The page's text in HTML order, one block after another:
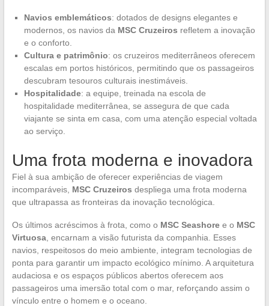
Navios emblemáticos: dotados de designs elegantes e
modernos, os navios da MSC Cruzeiros refletem a inovação
e o conforto.
Cultura e patrimônio: os cruzeiros mediterrâneos oferecem
escalas em portos históricos, permitindo que os passageiros
descubram tesouros culturais inestimáveis.
Hospitalidade: a equipe, treinada na escola de
hospitalidade mediterrânea, se assegura de que cada
viajante se sinta em casa, com uma atenção especial voltada
ao serviço.
Uma frota moderna e inovadora
Fiel à sua ambição de oferecer experiências de viagem
incomparáveis, MSC Cruzeiros despliega uma frota moderna
que ultrapassa as fronteiras da inovação tecnológica.
Os últimos acréscimos à frota, como o MSC Seashoree o MSC
Virtuosa, encarnam a visão futurista da companhia. Esses
navios, respeitosos do meio ambiente, integram tecnologias de
ponta para garantir um impacto ecológico mínimo. A arquitetura
audaciosa e os espaços públicos abertos oferecem aos
passageiros uma imersão total com o mar, reforçando assim o
vínculo entre o homem e o oceano.